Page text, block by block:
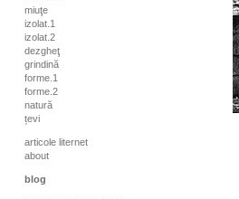
miuţe
izolat.1
izolat.2
dezgheţ
grindină
forme.1
forme.2
natură
țevi
articole liternet
about
blog